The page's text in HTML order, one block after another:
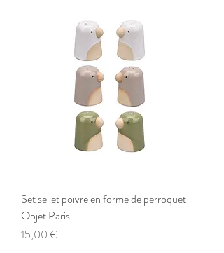
Set sel et poivre en forme de perroquet -
Opjet Paris
Preis
15,00 €